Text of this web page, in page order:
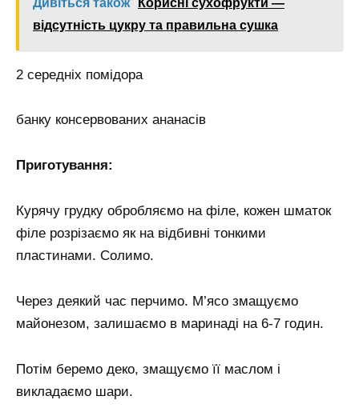
відсутність цукру та правильна сушка
2 середніх помідора
банку консервованих ананасів
Приготування:
Курячу грудку обробляємо на філе, кожен шматок
філе розрізаємо як на відбивні тонкими
пластинами. Солимо.
Через деякий час перчимо. М’ясо змащуємо
майонезом, залишаємо в маринаді на 6-7 годин.
Потім беремо деко, змащуємо її маслом і
викладаємо шари.